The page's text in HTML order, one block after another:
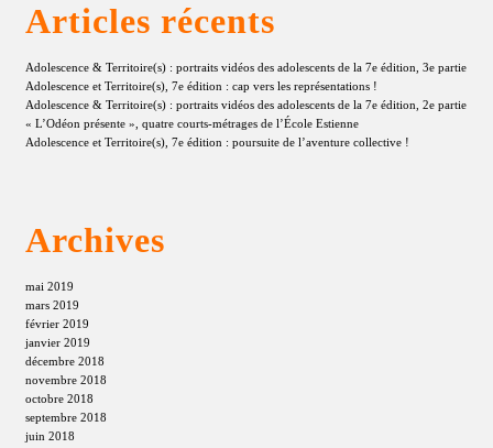
Articles récents
Adolescence & Territoire(s) : portraits vidéos des adolescents de la 7e édition, 3e partie
Adolescence et Territoire(s), 7e édition : cap vers les représentations !
Adolescence & Territoire(s) : portraits vidéos des adolescents de la 7e édition, 2e partie
« L’Odéon présente », quatre courts-métrages de l’École Estienne
Adolescence et Territoire(s), 7e édition : poursuite de l’aventure collective !
Archives
mai 2019
mars 2019
février 2019
janvier 2019
décembre 2018
novembre 2018
octobre 2018
septembre 2018
juin 2018